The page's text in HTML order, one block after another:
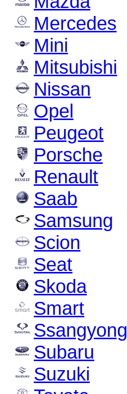
Mercedes
Mini
Mitsubishi
Nissan
Opel
Peugeot
Porsche
Renault
Saab
Samsung
Scion
Seat
Skoda
Smart
Ssangyong
Subaru
Suzuki